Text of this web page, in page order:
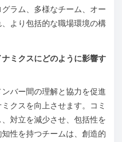
ラム、多様なチーム、オー
より包括的な職場環境の構
ミクスにどのように影響す
バー間の理解と協力を促進
クスを向上させます。コミ
対立を減少させ、包括性を
性を持つチームは、創造的